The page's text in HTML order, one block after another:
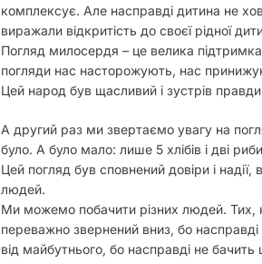
комплексує. Але насправді дитина не
виражали відкритість до своєї рідної
Погляд милосердя – це велика
погляди нас насторожують, нас
Цей народ був щасливий і зустрів
А другий раз ми звертаємо увагу на
було. А було мало: лише 5 хлібів і дві
Цей погляд був сповнений довіри і
людей.
Ми можемо побачити різних людей. Тих,
переважно звернений вниз, бо
від майбутнього, бо насправді не